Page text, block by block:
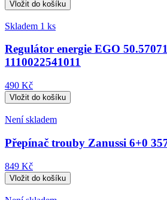
Skladem 1 ks
Regulátor energie EGO
1110022541011
490 Kč
Není skladem
Přepínač trouby Zanussi 6+0
849 Kč